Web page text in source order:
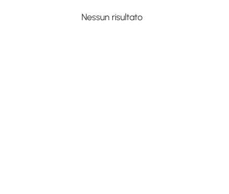
Nessun risultato